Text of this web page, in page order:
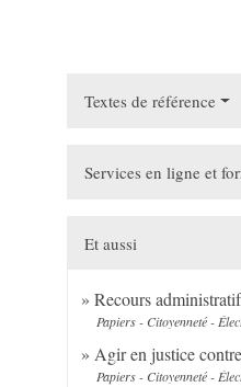
Textes de référence
Services en ligne et
Et aussi
Recours administratif
Papiers - Citoyenneté -
Agir en justice
Papiers - Citoyenneté -